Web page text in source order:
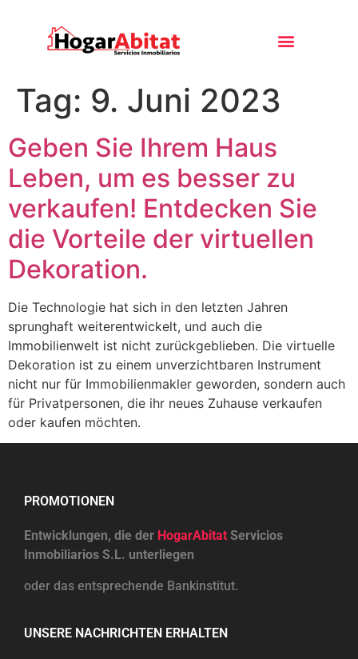
Tag: 9. Juni 2023
Geben Sie Ihrem Haus
Leben, um es besser zu
verkaufen! Entdecken Sie
die Vorteile der virtuellen
Dekoration.
Die Technologie hat sich in den letzten Jahren
sprunghaft weiterentwickelt, und auch die
Immobilienwelt ist nicht zurückgeblieben. Die virtuelle
Dekoration ist zu einem unverzichtbaren Instrument
nicht nur für Immobilienmakler geworden, sondern auch
für Privatpersonen, die ihr neues Zuhause verkaufen
oder kaufen möchten.
PROMOTIONEN
Entwicklungen, die der HogarAbitat Servicios
Inmobiliarios S.L. unterliegen
oder das entsprechende Bankinstitut.
UNSERE NACHRICHTEN ERHALTEN